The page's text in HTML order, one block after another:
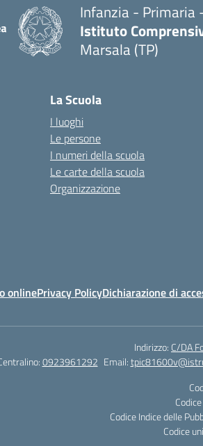
Infanzia - Primaria
Istituto
Marsala (TP)
La Scuola
I luoghi
Le persone
I numeri della scuola
Le carte della scuola
Organizzazione
onlinePrivacy PolicyDichiarazione di
Indirizzo: C/DA
0923961292 Email:
Codice Indice delle
Codice